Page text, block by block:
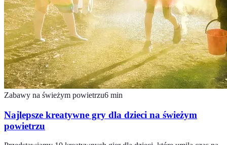
Zabawy na świeżym powietrzu6 min
Najlepsze kreatywne gry dla dzieci na świeżym
powietrzu